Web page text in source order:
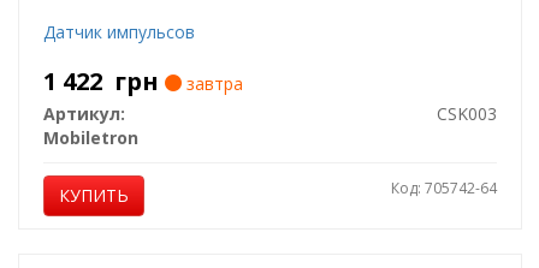
Датчик импульсов
1 422 грн
завтра
Артикул:
CSK003
Mobiletron
КУПИТЬ Код: 705742-64